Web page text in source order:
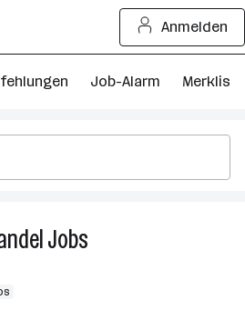
Anmelden
Job-Alarm Merkliste
Jobs